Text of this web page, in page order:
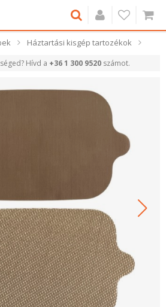
Háztartási kisgép tartozékok
Hívd a +36 1 300 9520számot.